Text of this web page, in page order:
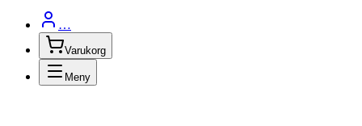
…
Varukorg
Meny